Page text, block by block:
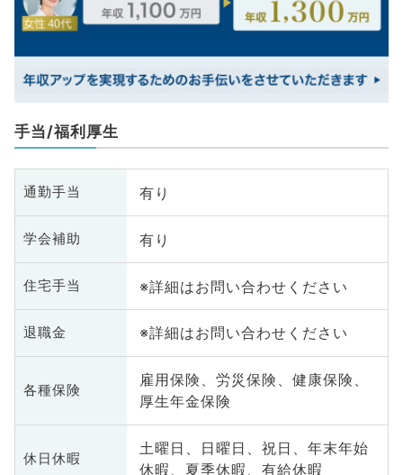
手当/福利厚生
通勤手当 有り
学会補助 有り
住宅手当 ※詳細はお問い合わせください
退職金 ※詳細はお問い合わせください
各種保険
雇用保険、労災保険、健康保険、
厚生年金保険
休日休暇
土曜日、日曜日、祝日、年末年始
休暇、夏季休暇、有給休暇